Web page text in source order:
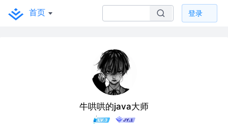
首页 登录
牛哄哄的java大师